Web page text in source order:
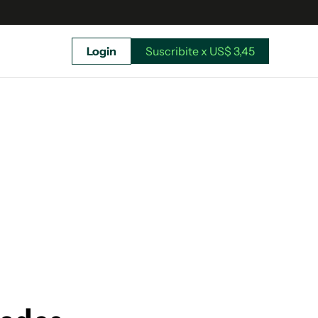
Login Suscribite x US$ 3,45